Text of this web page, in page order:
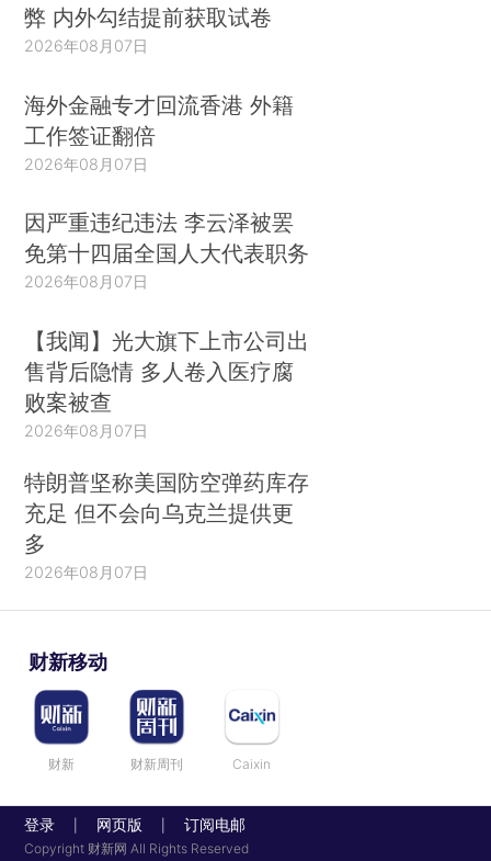
弊 内外勾结提前获取试卷
2026年08月07日
海外金融专才回流香港 外籍
工作签证翻倍
2026年08月07日
因严重违纪违法 李云泽被罢
免第十四届全国人大代表职务
2026年08月07日
【我闻】光大旗下上市公司出
售背后隐情 多人卷入医疗腐
败案被查
2026年08月07日
特朗普坚称美国防空弹药库存
充足 但不会向乌克兰提供更
多
2026年08月07日
财新移动
财新 财新周刊 Caixin
登录 网页版 订阅电邮
Copyright 财新网 All Rights Reserved